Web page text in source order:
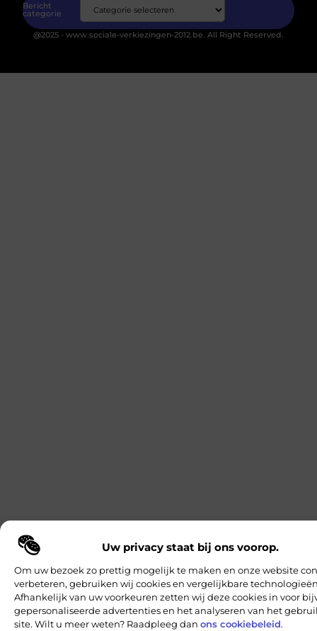
Uw privacy staat bij ons voorop.
Om uw bezoek zo prettig mogelijk te maken en onze website
verbeteren, gebruiken wij cookies en vergelijkbare
Afhankelijk van uw voorkeuren zetten wij deze cookies in voor
gepersonaliseerde advertenties en het analyseren van het
site. Wilt u meer weten? Raadpleeg dan ons cookiebeleid.
Bericht
categorie
@2025 - www.sociale-verkiezingen-2012.be. All Right Reserved.